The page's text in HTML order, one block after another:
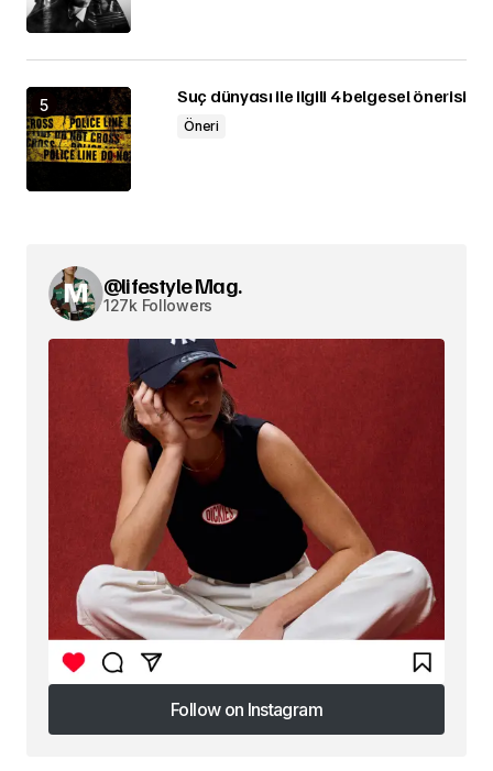
Suç dünyası ile ilgili 4 belgesel önerisi
Öneri
@lifestyle Mag.
127k Followers
Follow on Instagram
Follow on Instagram